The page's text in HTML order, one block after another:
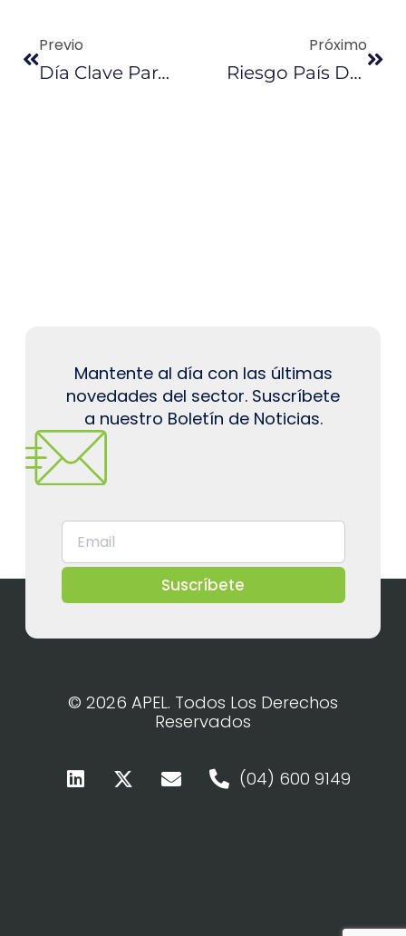
Previo
Día Clave Para El Futuro De La Tasa De Control Aduanero
Próximo
Riesgo País De Ecuador Bajó 87 Puntos En Cuatro Días
Mantente al día con las últimas
novedades del sector. Suscríbete
a nuestro Boletín de Noticias.
Suscríbete
© 2026 APEL. Todos Los Derechos
Reservados
(04) 600 9149